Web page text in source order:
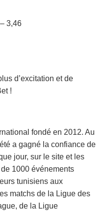
3,46
d’excitation et de
!
fondé en 2012. Au
a gagné la confiance de
jour, sur le site et les
1000 événements
tunisiens aux
matchs de la Ligue des
de la Ligue